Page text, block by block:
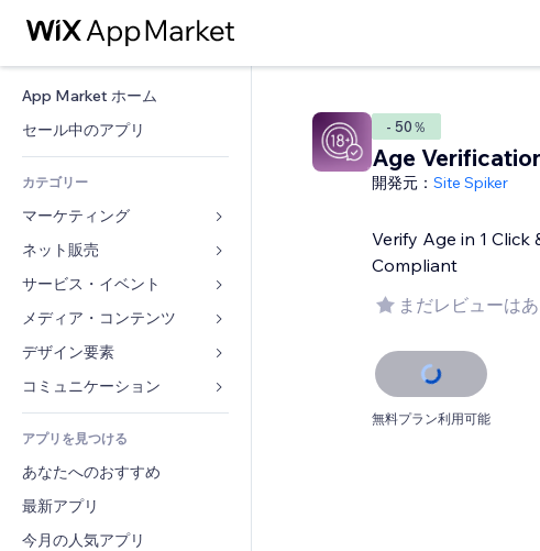
App Market ホーム
セール中のアプリ
カテゴリー
マーケティング
広告
モバイル
アクセス解析
リスティング広告
メール
コンバージョン
ネット販売
ストア用アプリ
発送・配達
販売ボタン
会計
クーポン・特典
倉庫管理ソリューション
ドロップシッピング
サービス・イベント
ホテル
イベント
レストラン
不動産
ブッキング
メディア・コンテンツ
ギャラリー
音楽
ポッドキャスト
写真
動画
PDF
ファイル共有
デザイン要素
マップ・ナビ
プライバシー・セキュリティ
時計
ページテンプレート
画像効果
ボタン・メニュー
フォーム
ブログ
投票
チャット
コメント
アプリを見つける
あなたへのおすすめ
最新アプリ
今月の人気アプリ
- 50％
Age
開発元： Site Spiker
Verify Age in 1 Click
Compliant
まだレビューは
無料プラン利用可能